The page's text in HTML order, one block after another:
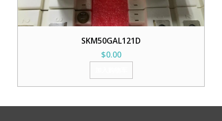
SKM50GAL121D
$0.00